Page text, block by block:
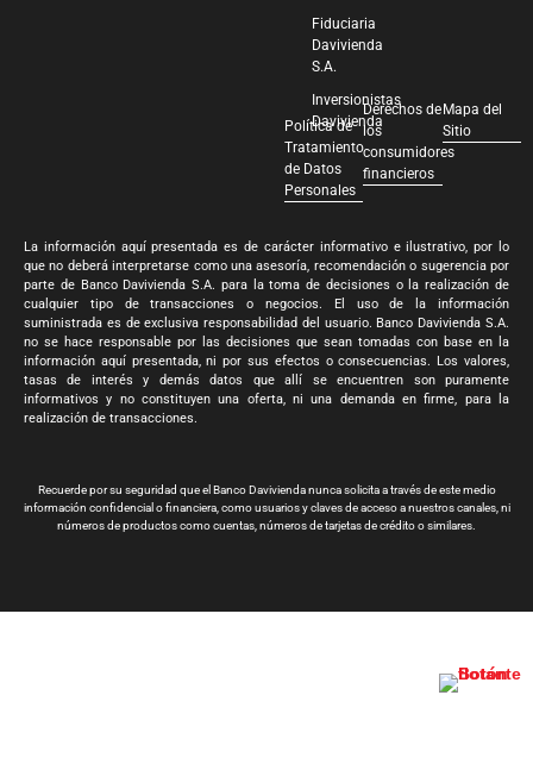
Fiduciaria
Davivienda
S.A.
Inversionistas
Davivienda
Política de
Tratamiento
de Datos
Personales
Derechos de
los
consumidores
financieros
Mapa del
Sitio
La información aquí presentada es de carácter informativo e ilustrativo, por lo
que no deberá interpretarse como una asesoría, recomendación o sugerencia por
parte de Banco Davivienda S.A. para la toma de decisiones o la realización de
cualquier tipo de transacciones o negocios. El uso de la información
suministrada es de exclusiva responsabilidad del usuario. Banco Davivienda S.A.
no se hace responsable por las decisiones que sean tomadas con base en la
información aquí presentada, ni por sus efectos o consecuencias. Los valores,
tasas de interés y demás datos que allí se encuentren son puramente
informativos y no constituyen una oferta, ni una demanda en firme, para la
realización de transacciones.
Recuerde por su seguridad que el Banco Davivienda nunca solicita a través de este medio
información confidencial o financiera, como usuarios y claves de acceso a nuestros canales, ni
números de productos como cuentas, números de tarjetas de crédito o similares.